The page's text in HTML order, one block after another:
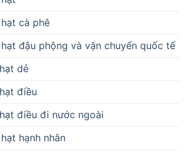
cà phê
đậu phộng và vận chuyển quốc tế
dẻ
điều
điều đi nước ngoài
hạnh nhân